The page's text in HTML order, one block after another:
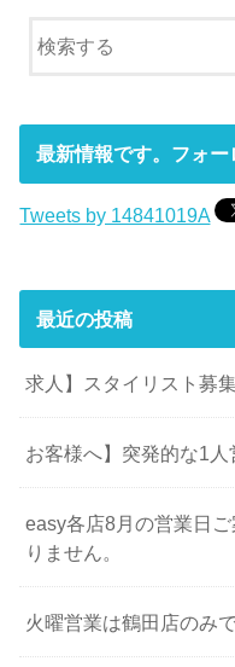
最新情報です。フォー
Tweets by 14841019A
最近の投稿
求人】スタイリスト募
お客様へ】突発的な1
easy各店8月の営業日
りません。
火曜営業は鶴田店のみ